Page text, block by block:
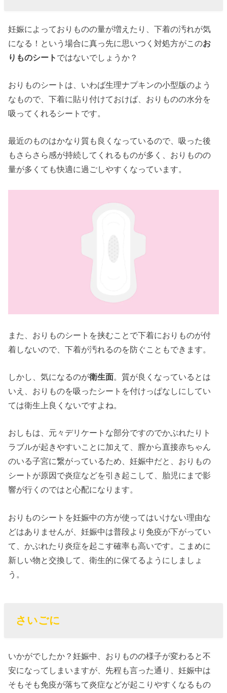
妊娠によっておりものの量が増えたり、下着の汚れが気
になる！という場合に真っ先に思いつく対処方がこのお
りものシート ではないでしょうか？
おりものシートは、いわば生理ナプキンの小型版のよう
なもので、下着に貼り付けておけば、おりものの水分を
吸ってくれるシートです。
最近のものはかなり質も良くなっているので、吸った後
もさらさら感が持続してくれるものが多く、おりものの
量が多くても快適に過ごしやすくなっています。
また、おりものシートを挟むことで下着におりものが付
着しないので、下着が汚れるのを防ぐこともできます。
しかし、気になるのが衛生面。質が良くなっているとは
いえ、おりものを吸ったシートを付けっぱなしにしてい
ては衛生上良くないですよね。
おしもは、元々デリケートな部分ですのでかぶれたりト
ラブルが起きやすいことに加えて、膣から直接赤ちゃん
のいる子宮に繋がっているため、妊娠中だと、おりもの
シートが原因で炎症などを引き起こして、胎児にまで影
響が行くのではと心配になります。
おりものシートを妊娠中の方が使ってはいけない理由な
どはありませんが、妊娠中は普段より免疫が下がってい
て、かぶれたり炎症を起こす確率も高いです。こまめに
新しい物と交換して、衛生的に保てるようにしましょ
う。
さいごに
いかがでしたか？妊娠中、おりものの様子が変わると不
安になってしまいますが、先程も言った通り、妊娠中は
そもそも免疫が落ちて炎症などが起こりやすくなるもの